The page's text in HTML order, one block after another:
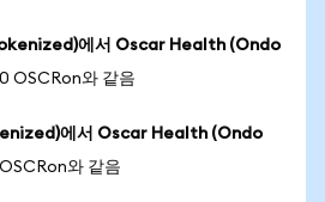
에서 Oscar Health (Ondo
OSCRon와 같음
에서 Oscar Health (Ondo
와 같음